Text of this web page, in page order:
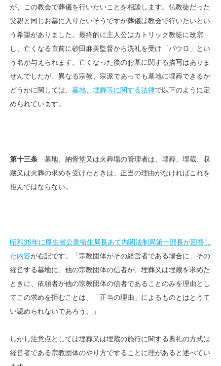
が、この教会で葬儀を行いたいことを相談します。仏教徒だった
父親と同じお墓に入りたいそうですが葬儀は教会で行いたいとい
う希望がありました。最終的に主人公はカトリック教徒に改宗
し、亡くなる直前に砂田麻美監督から洗礼を受け「パウロ」とい
う名が与えられます。亡くなった後のお墓に関する描写はありま
せんでしたが、異なる宗教、宗派であっても墓地に埋葬できるか
どうかに関しては、 墓地、埋葬等に関する法律で以下のように定
められています。
第十三条 墓地、納骨堂又は火葬場の管理者は、埋葬、埋蔵、収
蔵又は火葬の求めを受けたときは、正当の理由がなければこれを
拒んではならない。
昭和35年に厚生省公衆衛生局長あて内閣法制局第一部長が回答し
た内容が右記です。「宗教団体がその経営者である場合に、その
経営する墓地に、他の宗教団体の信者が、埋葬又は埋蔵を求めた
ときに、依頼者が他の宗教団体の信者であることのみを理由とし
てこの求めを拒むことは、「正当の理由」によるものとはとうて
い認められないであろう。」
しかし注意点としては埋葬又は埋蔵の施行に関する典礼の方式は
経営者である宗教団体のやり方ですることに理があると述べてい